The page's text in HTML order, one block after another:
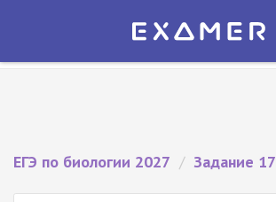
Экзамер — ЕГЭ 2027
ЕГЭ по биологии 2027 / Задание 17